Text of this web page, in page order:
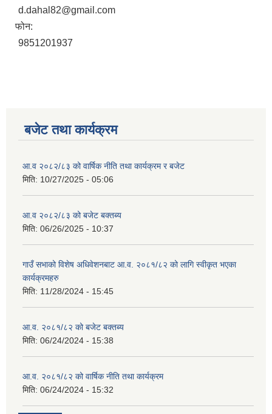
d.dahal82@gmail.com
फोन:
9851201937
बजेट तथा कार्यक्रम
आ.व २०८२/८३ को वार्षिक नीति तथा कार्यक्रम र बजेट
मिति: 10/27/2025 - 05:06
आ.व २०८२/८३ को बजेट बक्तब्य
मिति: 06/26/2025 - 10:37
गाउँ सभाको विशेष अधिवेशनबाट आ.व. २०८१/८२ को लागि स्वीकृत भएका
कार्यक्रमहरु
मिति: 11/28/2024 - 15:45
आ.व. २०८१/८२ को बजेट बक्तब्य
मिति: 06/24/2024 - 15:38
आ.व. २०८१/८२ को वार्षिक नीति तथा कार्यक्रम
मिति: 06/24/2024 - 15:32